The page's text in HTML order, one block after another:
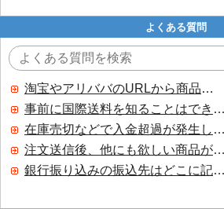
よくある質問
淘宝やアリババのURLから商品を探すことはできますか？
事前に国際送料を知ることはできますか？
在庫売切などで入金超過が発生した場合はいつ返金されますか？
注文送信後、他にも欲しい商品が見つかった場合、追加注文できますか？
銀行振り込みの振込先はどこに記載されていますか？